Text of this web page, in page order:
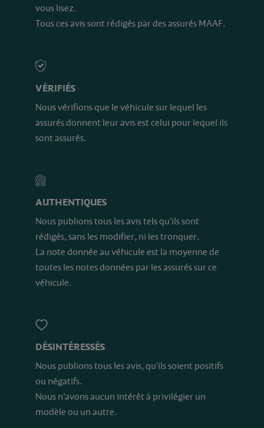
vous lisez.
Tous ces avis sont rédigés par des assurés MAAF.
VÉRIFIÉS
Nous vérifions que le véhicule sur lequel les
assurés donnent leur avis est celui pour lequel ils
sont assurés.
AUTHENTIQUES
Nous publions tous les avis tels qu’ils sont
rédigés, sans les modifier, ni les tronquer.
La note donnée au véhicule est la moyenne de
toutes les notes données par les assurés sur ce
véhicule.
DÉSINTÉRESSÉS
Nous publions tous les avis, qu’ils soient positifs
ou négatifs.
Nous n’avons aucun intérêt à privilégier un
modèle ou un autre.